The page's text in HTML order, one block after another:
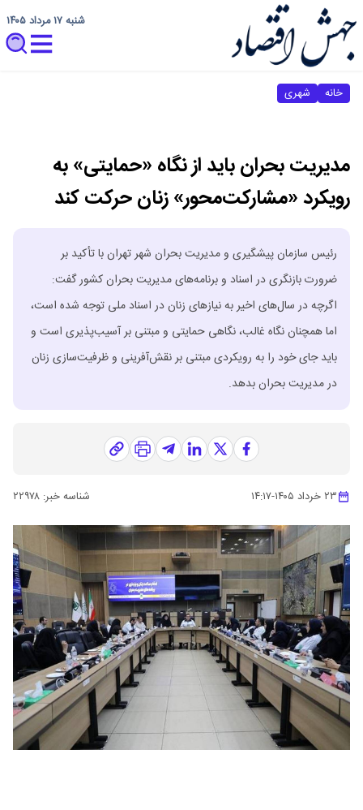
شنبه ۱۷ مرداد ۱۴۰۵
خانه شهری
مدیریت بحران باید از نگاه «حمایتی» به
رویکرد «مشارکت‌محور» زنان حرکت کند
رئیس سازمان پیشگیری و مدیریت بحران شهر تهران با تأکید بر
ضرورت بازنگری در اسناد و برنامه‌های مدیریت بحران کشور گفت:
اگرچه در سال‌های اخیر به نیازهای زنان در اسناد ملی توجه شده است،
اما همچنان نگاه غالب، نگاهی حمایتی و مبتنی بر آسیب‌پذیری است و
باید جای خود را به رویکردی مبتنی بر نقش‌آفرینی و ظرفیت‌سازی زنان
در مدیریت بحران بدهد.
۲۳ خرداد ۱۴۰۵ -۱۴:۱۷ شناسه خبر: ۲۲۹۷۸